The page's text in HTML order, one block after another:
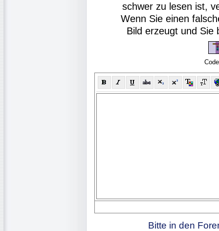
schwer zu lesen ist,
Wenn Sie einen
Bild erzeugt und Sie
Bitte in den